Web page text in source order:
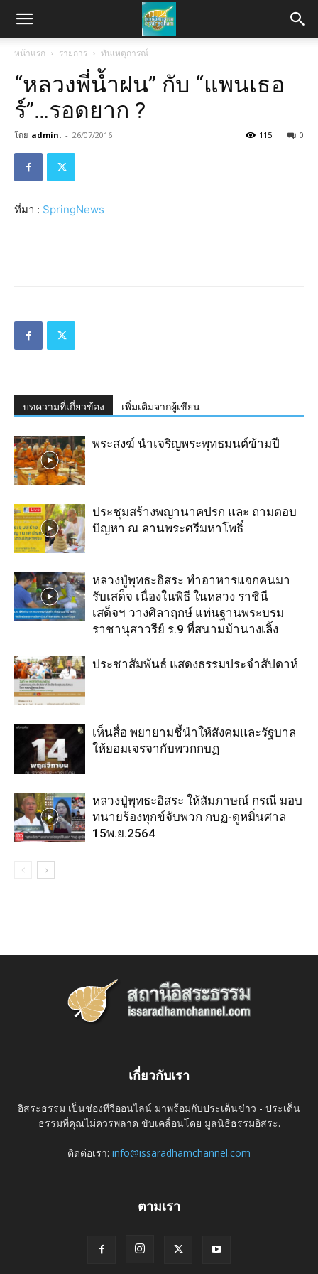
หน้าแรก รายการ ทันเหตุการณ์
“หลวงพี่น้ำฝน” กับ “แพนเธอ
ร์”…รอดยาก ?
โดย admin. - 26/07/2016 0
115
ที่มา : SpringNews
บทความที่เกี่ยวข้อง เพิ่มเติมจากผู้เขียน
พระสงฆ์ นำเจริญ​พระ​พุทธมนต์​ข้ามปี
ประชุมสร้างพญานาคปรก และ ถามตอบ
ปัญหา ณ ลานพระศรีมหาโพธิ์
หลวงปู่พุทธะอิสระ ทำอาหารแจกคนมา
รับเสด็จ เนื่องในพิธี ในหลวง ราชินี
เสด็จฯ วางศิลาฤกษ์ แท่นฐานพระบรม
ราชานุสาวรีย์ ร.9 ที่สนามม้านางเลิ้ง
ประชาสัมพันธ์ แสดงธรรมประจำสัปดาห์
เห็นสื่อ พยายามชี้นำให้สังคมและรัฐบาล
ให้ยอมเจรจากับพวกกบฏ
หลวงปู่พุทธะอิสระ ให้สัมภาษณ์ กรณี มอบ
ทนายร้องทุกข์จับพวก กบฏ-ดูหมิ่นศาล
15พ.ย.2564
เกี่ยวกับเรา
อิสระธรรม เป็นช่องทีวีออนไลน์ มาพร้อมกับประเด็นข่าว - ประเด็น
ธรรมที่คุณไม่ควรพลาด ขับเคลื่อนโดย มูลนิธิธรรมอิสระ.
ติดต่อเรา: info@issaradhamchannel.com
ตามเรา